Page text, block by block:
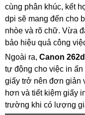
cùng phân khúc, kết
dpi sẽ mang đến cho
nhòe và rõ chữ. Vừa
bảo hiệu quả công
Ngoài ra, Canon
tự động cho việc in
giấy trở nên đơn giản
hơn và tiết kiệm giấy
trường khi có lượng